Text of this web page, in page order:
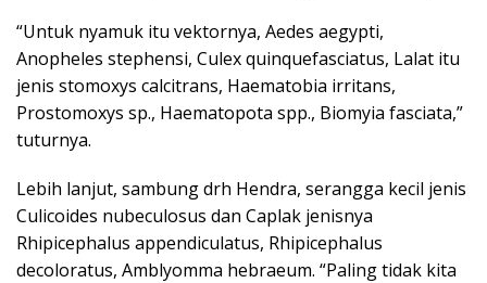
“Untuk nyamuk itu vektornya, Aedes aegypti,
Anopheles stephensi, Culex quinquefasciatus, Lalat itu
jenis stomoxys calcitrans, Haematobia irritans,
Prostomoxys sp., Haematopota spp., Biomyia fasciata,”
tuturnya.
Lebih lanjut, sambung drh Hendra, serangga kecil jenis
Culicoides nubeculosus dan Caplak jenisnya
Rhipicephalus appendiculatus, Rhipicephalus
decoloratus, Amblyomma hebraeum. “Paling tidak kita